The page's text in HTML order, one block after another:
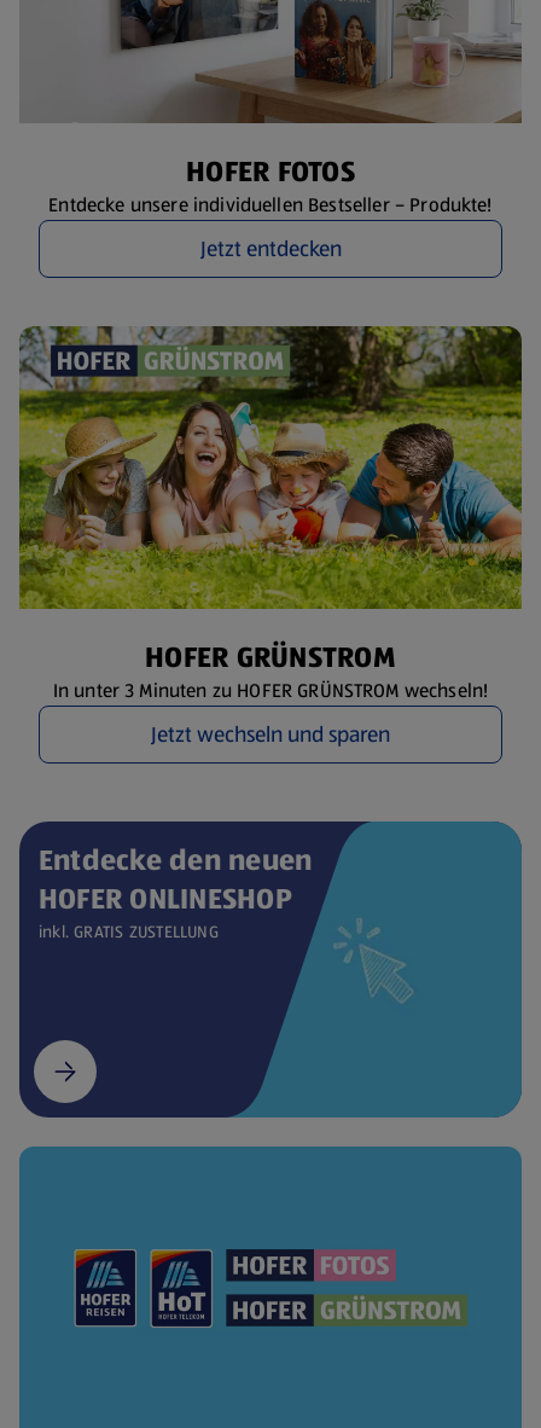
HOFER FOTOS
Entdecke unsere individuellen Bestseller – Produkte!
Jetzt entdecken
HOFER GRÜNSTROM
In unter 3 Minuten zu HOFER GRÜNSTROM wechseln!
Jetzt wechseln und sparen
Entdecke den neuen
HOFER ONLINESHOP
inkl. GRATIS ZUSTELLUNG
(öffnet in einem neuen Tab)